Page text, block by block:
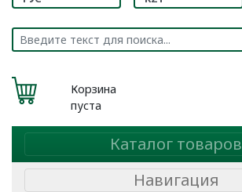
Корзина
пуста
Каталог товаров
Навигация